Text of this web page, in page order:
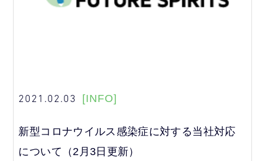
2021.02.03 [INFO]
新型コロナウイルス感染症に対する当社対応
について（2月3日更新）